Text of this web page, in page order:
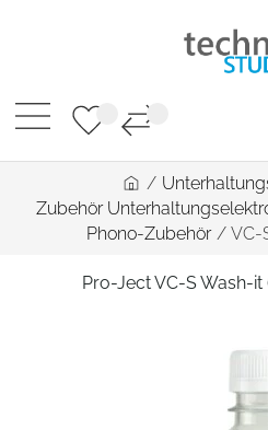
/
Zubehör
Phono-Zubehör / VC-
Pro-Ject VC-S Wash-